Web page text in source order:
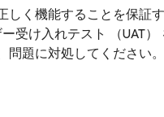
く機能することを保証
受け入れテスト （UAT
題に対処してください。